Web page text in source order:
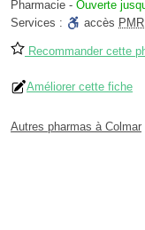
Pharmacie - Ouverte
Services :
accès PMR
Recommander cette
Améliorer cette fiche
Autres pharmas à Colmar